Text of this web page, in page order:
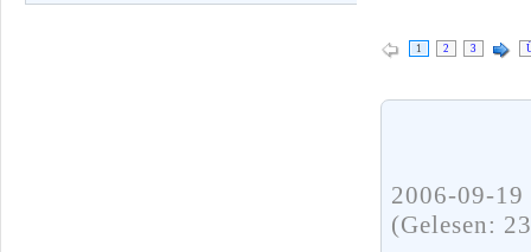
1 2 3
2006-09-
(Gelesen: